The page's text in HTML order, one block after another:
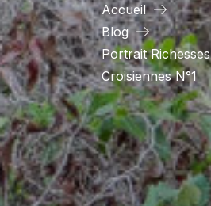
Accueil
Blog
Portrait Richesses
Croisiennes N°1